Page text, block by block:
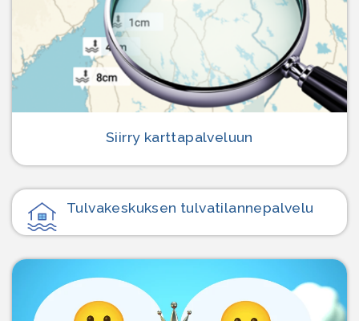
Siirry karttapalveluun
Tulvakeskuksen tulvatilanne­palvelu